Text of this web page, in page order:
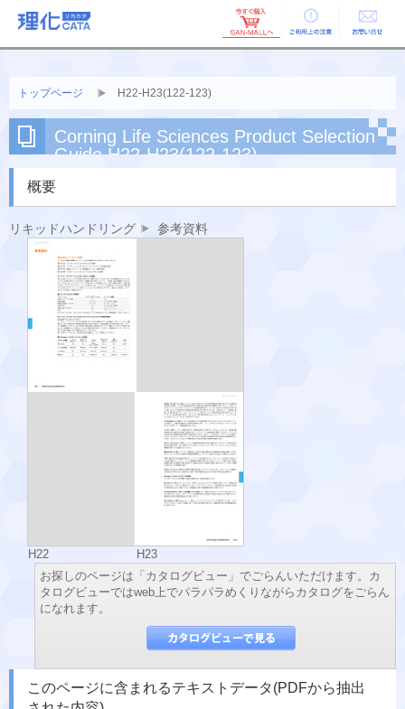
ご利用上の お問い合せ
トップページ H22-H23(122-123)
Corning Life Sciences Product Selection
Guide H22-H23(122-123)
概要
リキッドハンドリング 参考資料
H22
H23
お探しのページは「カタログビュー」でごらんいただけます。カ
タログビューではweb上でパラパラめくりながらカタログをごらん
になれます。
このページに含まれるテキストデータ(PDFから抽出